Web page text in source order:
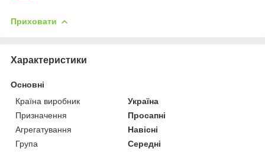
Приховати
Характеристики
Основні
Країна виробник
Україна
Призначення
Просапні
Агрегатування
Навісні
Група
Середні